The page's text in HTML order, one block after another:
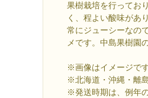
果樹栽培を行ってお
く、程よい酸味があ
常にジューシーなの
メです。中島果樹園
※画像はイメージです
※北海道・沖縄・離
※発送時期は、例年